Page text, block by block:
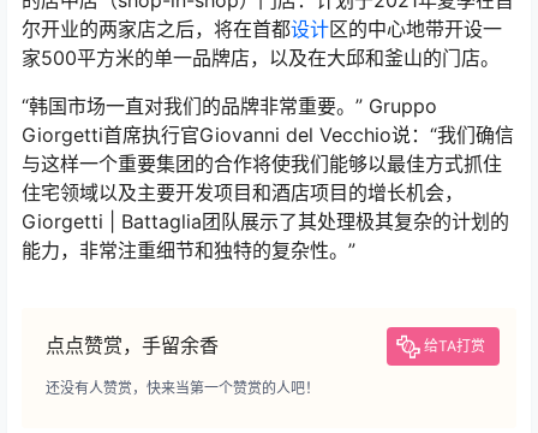
尔开业的两家店之后，将在首都设计区的中心地带开设一
家500平方米的单一品牌店，以及在大邱和釜山的门店。
“韩国市场一直对我们的品牌非常重要。” Gruppo
Giorgetti首席执行官Giovanni del Vecchio说：“我们确信
与这样一个重要集团的合作将使我们能够以最佳方式抓住
住宅领域以及主要开发项目和酒店项目的增长机会，
Giorgetti | Battaglia团队展示了其处理极其复杂的计划的
能力，非常注重细节和独特的复杂性。”
点点赞赏，手留余香 给TA打赏
还没有人赞赏，快来当第一个赞赏的人吧！